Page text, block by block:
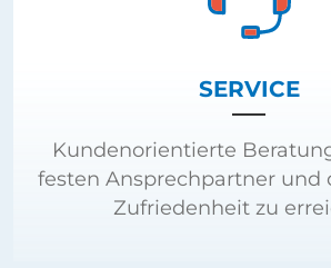
SERVICE
Kundenorientierte
festen Ansprechpartner und
Zufriedenheit zu